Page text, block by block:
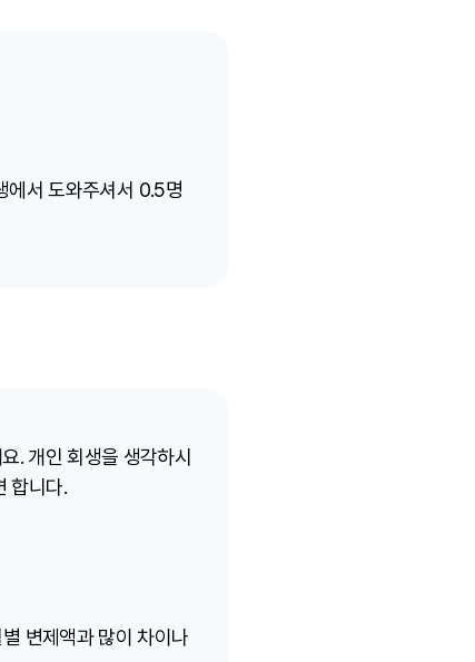
에서 도와주셔서 0.5명
. 개인 회생을 생각하시
합니다.
변제액과 많이 차이나